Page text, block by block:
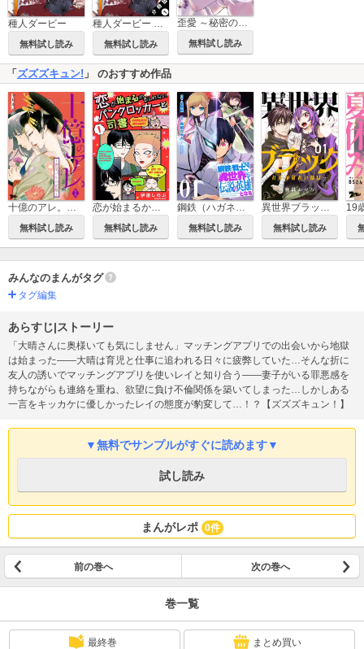
種人ダービー
無料試し読み
種人ダービー 分冊版
無料試し読み
歪愛 ～秘密の代償～【描き下ろしおまけ付き特装版】
無料試し読み
「 ズズズキュン! 」 のおすすめ作品
無料試し読み
恋が始まるかもしれないパンクロッカーと司書【描き下ろしおまけ付き特装版】
無料試し読み
鋼鉄（ハガネ）の戦士、異世界にて伝説の英雄となる【描き下ろしおまけ付き特装版】
無料試し読み
異世界ブラック ～社長（ヤツ）が勇者で俺は…～
無料試し読み
みんなのまんがタグ
タグ編集
あらすじ|ストーリー
「大晴さんに奥様いても気にしません」マッチングアプリでの出会いから地獄
は始まった――大晴は育児と仕事に追われる日々に疲弊していた…そんな折に
友人の誘いでマッチングアプリを使いレイと知り合う――妻子がいる罪悪感を
持ちながらも連絡を重ね、欲望に負け不倫関係を築いてしまった…しかしある
一言をキッカケに優しかったレイの態度が豹変して…！？【ズズズキュン！】
▼無料でサンプルがすぐに読めます▼
試し読み
まんがレポ 0件
前の巻へ 次の巻へ
巻一覧
最終巻 まとめ買い